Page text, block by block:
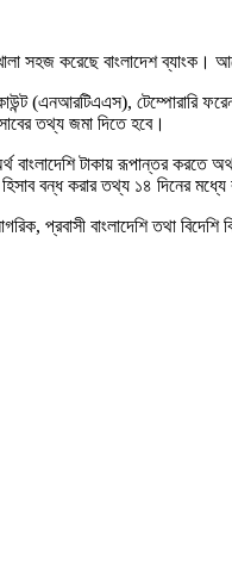
খোলা সহজ করেছে বাংলাদেশ
(এনআরটিএএস),
তথ্য জমা দিতে হবে।
অর্থ বাংলাদেশি টাকায় রূপান্তর
বন্ধ করার তথ্য ১৪ দিনের মধ্যে
প্রবাসী বাংলাদেশি তথা